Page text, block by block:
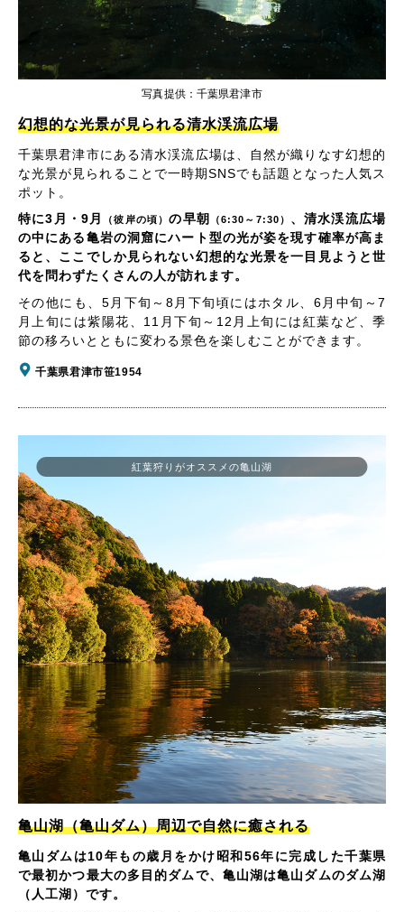
写真提供：千葉県君津市
幻想的な光景が見られる清水渓流広場
千葉県君津市にある清水渓流広場は、自然が織りなす幻想的
な光景が見られることで一時期SNSでも話題となった人気ス
ポット。
特に3月・9月
（彼岸の頃）の早朝 （6:30～7:30） 、清水渓流広場
の中にある亀岩の洞窟にハート型の光が姿を現す確率が高ま
ると、ここでしか見られない幻想的な光景を一目見ようと世
代を問わずたくさんの人が訪れます。
その他にも、5月下旬～8月下旬頃にはホタル、6月中旬～7
月上旬には紫陽花、11月下旬～12月上旬には紅葉など、季
節の移ろいとともに変わる景色を楽しむことができます。
千葉県君津市笹1954
亀山湖（亀山ダム）周辺で自然に癒される
亀山ダムは10年もの歳月をかけ昭和56年に完成した千葉県
で最初かつ最大の多目的ダムで、亀山湖は亀山ダムのダム湖
（人工湖）です。
紅葉狩りがオススメの亀山湖